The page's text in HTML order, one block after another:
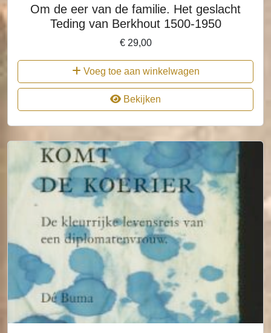
Om de eer van de familie. Het geslacht
Teding van Berkhout 1500-1950
€29,00
Voeg toe aan winkelwagen
Bekijken